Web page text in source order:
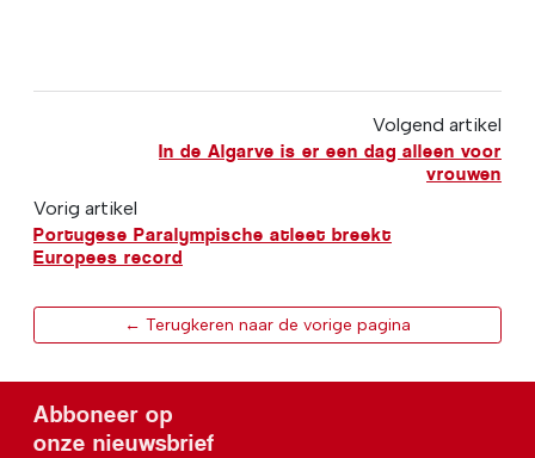
Volgend artikel
In de Algarve is er een dag alleen voor
vrouwen
Vorig artikel
Portugese Paralympische atleet breekt
Europees record
← Terugkeren naar de vorige pagina
Abboneer op
onze nieuwsbrief